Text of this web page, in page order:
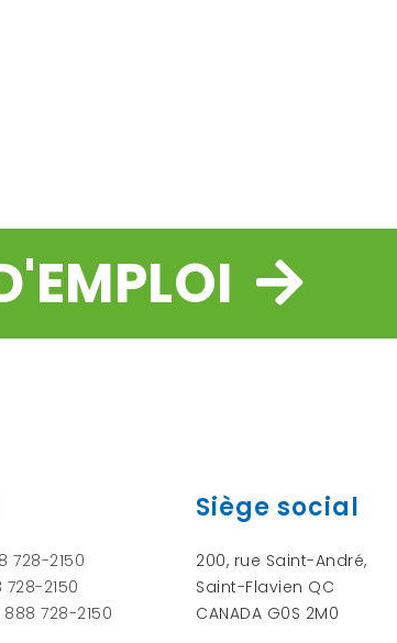
728-2150
728-2150
888 728-2150
Siège social
200, rue Saint-André,
Saint-Flavien QC
CANADA G0S 2M0